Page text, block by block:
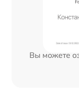
Вы можете